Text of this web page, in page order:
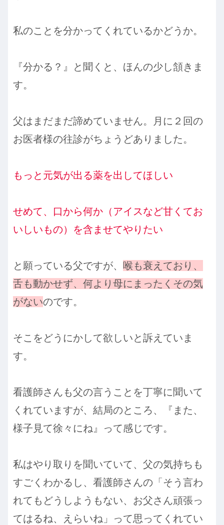
私のことを分かってくれているかどうか。
『分かる？』と聞くと、ほんの少し頷きま
す。
父はまだまだ諦めていません。月に２回の
お医者様の往診がちょうどありました。
もっと元気が出る薬を出してほしい
せめて、口から何か（アイスなど甘くてお
いしいもの）を含ませてやりたい
と願っている父ですが、 喉も衰えており、
舌も動かせず、何より母にまったくその気
がないのです。
そこをどうにかして欲しいと訴えていま
す。
看護師さんも父の言うことを丁寧に聞いて
くれていますが、結局のところ、『また、
様子見て徐々にね』って感じです。
私はやり取りを聞いていて、父の気持ちも
すごくわかるし、看護師さんの「そう言わ
れてもどうしようもない、お父さん頑張っ
てはるね、えらいね」って思ってくれてい